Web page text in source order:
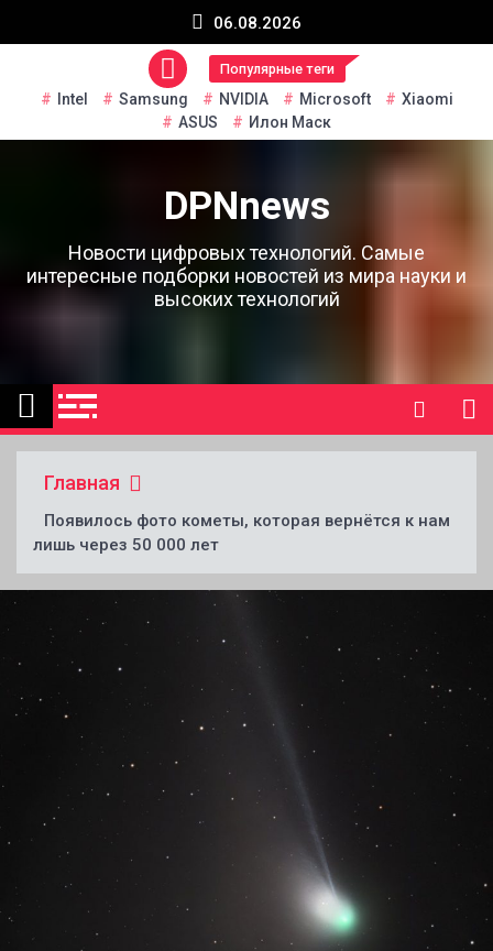
06.08.2026
Популярные теги
Intel Samsung NVIDIA Microsoft
Xiaomi
ASUS
Илон Маск
DPNnews
Новости цифровых технологий. Самые
интересные подборки новостей из мира науки и
высоких технологий
Главная
Появилось фото кометы, которая вернётся к нам
лишь через 50 000 лет